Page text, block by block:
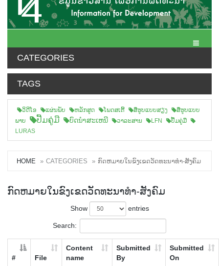
Toggle
CATEGORIES
TAGS
ວິດີໂອ ແຜ່ນພັບ ຫລັກສູດ ໂພດສເຕີ້ ສືຮູບແບບສຽງ
ສື່ຮູບແບບ
ພາບ
ປື້ມຄູ່ມື ບົດນຳສະເຫນີ ວາລະສານ LFN
ປື້ມຄູ່ມື
LURAS
HOME CATEGORIES ກົດຫມາຍໃນຂົງເຂດວັດທະນາທຳ-ສັງຄົມ
ກົດຫມາຍໃນຂົງເຂດວັດທະນາທຳ-ສັງຄົມ
Show entries
Search:
# File
Content
name
Submitted
By
Submitted
On